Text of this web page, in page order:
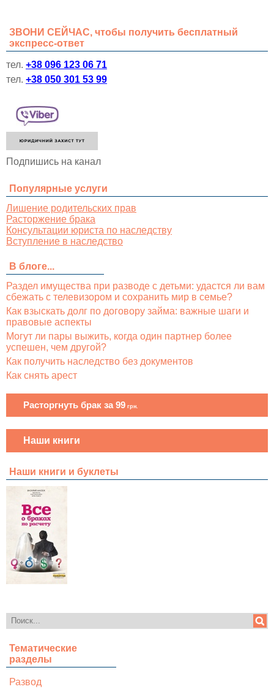
ЗВОНИ СЕЙЧАС, чтобы получить бесплатный
экспресс-ответ
тел. +38 096 123 06 71
тел. +38 050 301 53 99
Подпишись на канал
Популярные услуги
Лишение родительских прав
Расторжение брака
Консультации юриста по наследству
Вступление в наследство
В блоге...
Раздел имущества при разводе с детьми: удастся ли вам
сбежать с телевизором и сохранить мир в семье?
Как взыскать долг по договору займа: важные шаги и
правовые аспекты
Могут ли пары выжить, когда один партнер более
успешен, чем другой?
Как получить наследство без документов
Как снять арест
Расторгнуть брак за 99 грн.
Наши книги
Наши книги и буклеты
Тематические
разделы
Развод